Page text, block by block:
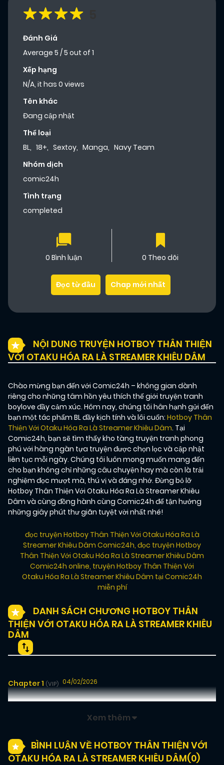
Đánh Giá
Average 5 /5 out of 1
Xếp hạng
N/A, it has 0 views
Tên khác
Đang cập nhật
Thể loại
BL, 18+, Sextoy, Manga, Navy Team
Nhóm dịch
comic24h
Tình trạng
completed
0 Bình luận 0 Theo dõi
Đọc từ đầu Chap mới nhất
NỘI DUNG TRUYỆN HOTBOY THÂN THIỆN
VỚI OTAKU HÓA RA LÀ STREAMER KHIÊU DÂM
Chào mừng bạn đến với Comic24h – không gian dành
riêng cho những tâm hồn yêu thích thế giới truyện tranh
boylove đầy cảm xúc. Hôm nay, chúng tôi hân hạnh gửi đến
bạn một tác phẩm BL đầy kịch tính và lôi cuốn: Hotboy Thân
Thiện Với Otaku Hóa Ra Là Streamer Khiêu Dâm. Tại
Comic24h, bạn sẽ tìm thấy kho tàng truyện tranh phong
phú với hàng ngàn tựa truyện được chọn lọc và cập nhật
liên tục mỗi ngày. Chúng tôi luôn mong muốn mang đến
cho bạn không chỉ những câu chuyện hay mà còn là trải
nghiệm đọc mượt mà, thú vị và đáng nhớ. Đừng bỏ lỡ
Hotboy Thân Thiện Với Otaku Hóa Ra Là Streamer Khiêu
Dâm và cùng đồng hành cùng Comic24h để tận hưởng
những giây phút thư giãn tuyệt vời nhất nhé!
đọc truyện Hotboy Thân Thiện Với Otaku Hóa Ra Là
Streamer Khiêu Dâm Comic24h, đọc truyện Hotboy
Thân Thiện Với Otaku Hóa Ra Là Streamer Khiêu Dâm
Comic24h online, truyện Hotboy Thân Thiện Với
Otaku Hóa Ra Là Streamer Khiêu Dâm tại Comic24h
miễn phí
DANH SÁCH CHƯƠNG HOTBOY THÂN
THIỆN VỚI OTAKU HÓA RA LÀ STREAMER KHIÊU
DÂM
Chapter 1 (VIP) 04/02/2026
Xem thêm
BÌNH LUẬN VỀ HOTBOY THÂN THIỆN VỚI
OTAKU HÓA RA LÀ STREAMER KHIÊU DÂM(0)